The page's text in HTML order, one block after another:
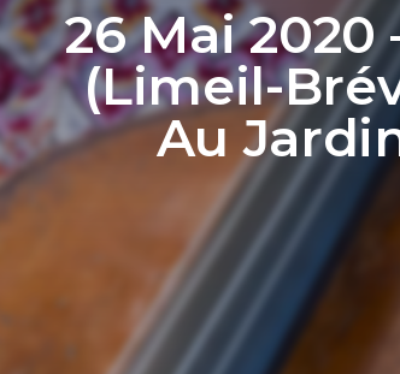
26 Mai 2020
(Limeil-
Au